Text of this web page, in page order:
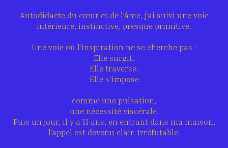
Autodidacte du cœur et de l’âme, j’ai suivi une voie
intérieure, instinctive, presque primitive.
Une voie où l’inspiration ne se cherche pas :
Elle surgit.
Elle traverse.
Elle s’impose
comme une pulsation,
une nécessité viscérale.
Puis un jour, il y a 11 ans, en entrant dans ma maison,
l’appel est devenu clair. Irréfutable.